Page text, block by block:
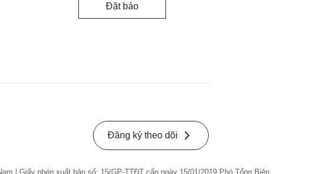
Đặt báo
Đăng ký theo dõi
| Giấy phép xuất bản số: 15/GP-TTĐT cấp ngày 15/01/2019 Phó Tổng Biên